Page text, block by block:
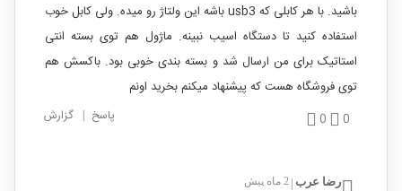
باشید. با هر کابلی که usb3 باشه این ولتاژ رو میده. ولی کابل خوب
استفاده کنید تا دستگاه اسیب نبینه. ماژول هم توی بسته انتی
استاتیک برای من ارسال شد و بسته بندی خوبی بود. باکسش هم
توی فروشگاه هست که پیشنهاد میکنم بخرید اونم
0
0 پاسخ | گزارش
رضا عرب | 2 ماه پیش